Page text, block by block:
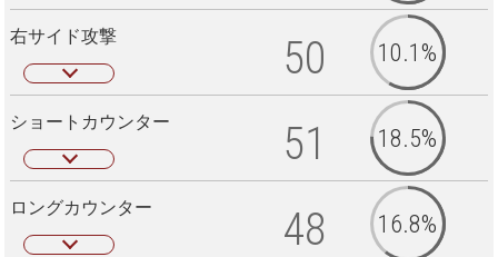
右サイド攻撃 50 10.1%
ショートカウンター 51 18.5%
ロングカウンター 48 16.8%